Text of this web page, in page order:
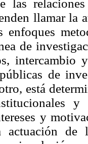
las
llamar la
enfoques
de
intercambio
públicas de
está
y
y
actuación de